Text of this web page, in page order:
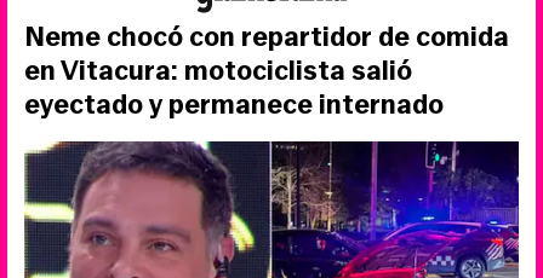
Neme chocó con repartidor de comida
en Vitacura: motociclista salió
eyectado y permanece internado